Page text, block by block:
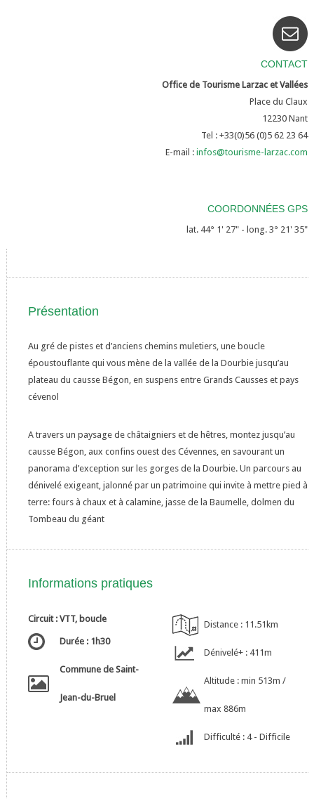
CONTACT
Office de Tourisme Larzac et Vallées
Place du Claux
12230 Nant
Tel : +33(0)56 (0)5 62 23 64
E-mail : infos@tourisme-larzac.com
COORDONNÉES GPS
lat. 44° 1' 27" - long. 3° 21' 35"
Présentation
Au gré de pistes et d’anciens chemins muletiers, une boucle
époustouflante qui vous mène de la vallée de la Dourbie jusqu’au
plateau du causse Bégon, en suspens entre Grands Causses et pays
cévenol
A travers un paysage de châtaigniers et de hêtres, montez jusqu’au
causse Bégon, aux confins ouest des Cévennes, en savourant un
panorama d’exception sur les gorges de la Dourbie. Un parcours au
dénivelé exigeant, jalonné par un patrimoine qui invite à mettre pied à
terre: fours à chaux et à calamine, jasse de la Baumelle, dolmen du
Tombeau du géant
Informations pratiques
Circuit : VTT, boucle
Durée : 1h30
Commune de Saint-
Jean-du-Bruel
Distance : 11.51km
Dénivelé+ : 411m
Altitude : min 513m /
max 886m
Difficulté : 4 - Difficile